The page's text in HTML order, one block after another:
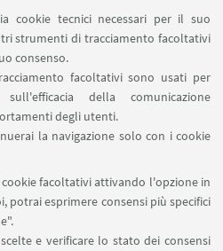
cookie tecnici necessari per il suo
strumenti di tracciamento facoltativi
consenso.
facoltativi sono usati per
della comunicazione
degli utenti.
la navigazione solo con i cookie
facoltativi attivando l'opzione in
potrai esprimere consensi più specifici
e verificare lo stato dei consensi
riservata
DIT
SU:
UNIBO SU: